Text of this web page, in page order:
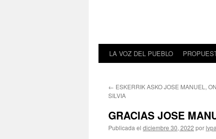
LA VOZ DEL PUEBLO
← ESKERRIK ASKO JOSE MANUEL,
SILVIA
GRACIAS JOSE
Publicada el diciembre 30, 2022 por